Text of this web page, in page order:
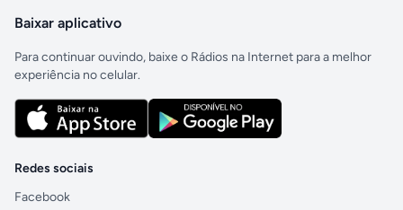
Baixar aplicativo
Para continuar ouvindo, baixe o Rádios na Internet para a melhor
experiência no celular.
Redes sociais
Facebook